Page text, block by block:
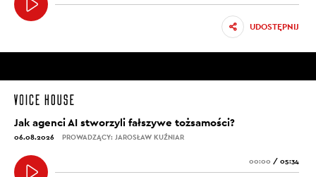
UDOSTĘPNIJ
Jak agenci AI stworzyli fałszywe tożsamości?
06.08.2026 PROWADZĄCY: JAROSŁAW KUŹNIAR
00:00 / 05:34